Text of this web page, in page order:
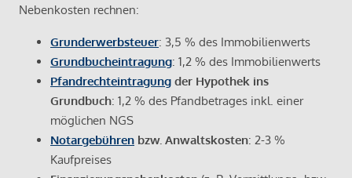
Nebenkosten rechnen:
Grunderwerbsteuer: 3,5 % des Immobilienwerts
Grundbucheintragung: 1,2 % des Immobilienwerts
Pfandrechteintragung der Hypothek ins
Grundbuch: 1,2 % des Pfandbetrages inkl. einer
möglichen NGS
Notargebühren bzw. Anwaltskosten: 2-3 %
Kaufpreises